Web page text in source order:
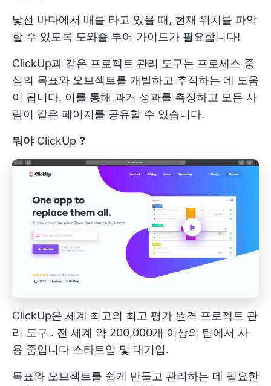
낯선 바다에서 배를 타고 있을 때, 현재 위치를 파악
할 수 있도록 도와줄 투어 가이드가 필요합니다!
ClickUp과 같은 프로젝트 관리 도구는 프로세스 중
심의 목표와 오브젝트를 개발하고 추적하는 데 도움
이 됩니다. 이를 통해 과거 성과를 측정하고 모든 사
람이 같은 페이지를 공유할 수 있습니다.
뭐야 ClickUp ?
ClickUp은 세계 최고의 최고 평가 원격 프로젝트 관
리 도구 . 전 세계 약 200,000개 이상의 팀에서 사
용 중입니다 스타트업 및 대기업.
목표와 오브젝트를 쉽게 만들고 관리하는 데 필요한